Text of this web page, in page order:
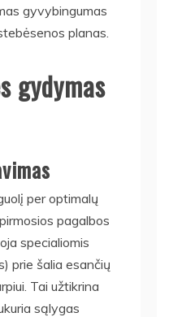
gyvybingumas
planas.
gydymas
per optimalų
pagalbos
specialiomis
prie šalia esančių
Tai užtikrina
sąlygas